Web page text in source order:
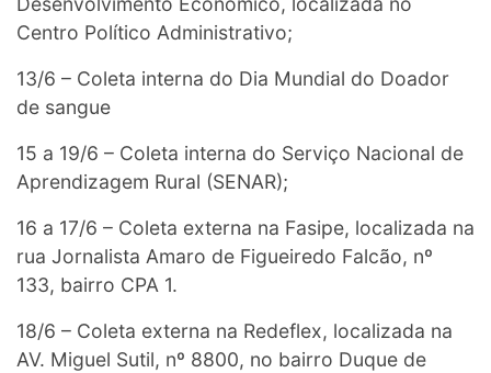
Centro Político Administrativo;
13/6 – Coleta interna do Dia Mundial do Doador
de sangue
15 a 19/6 – Coleta interna do Serviço Nacional de
Aprendizagem Rural (SENAR);
16 a 17/6 – Coleta externa na Fasipe, localizada na
rua Jornalista Amaro de Figueiredo Falcão, nº
133, bairro CPA 1.
18/6 – Coleta externa na Redeflex, localizada na
AV. Miguel Sutil, nº 8800, no bairro Duque de